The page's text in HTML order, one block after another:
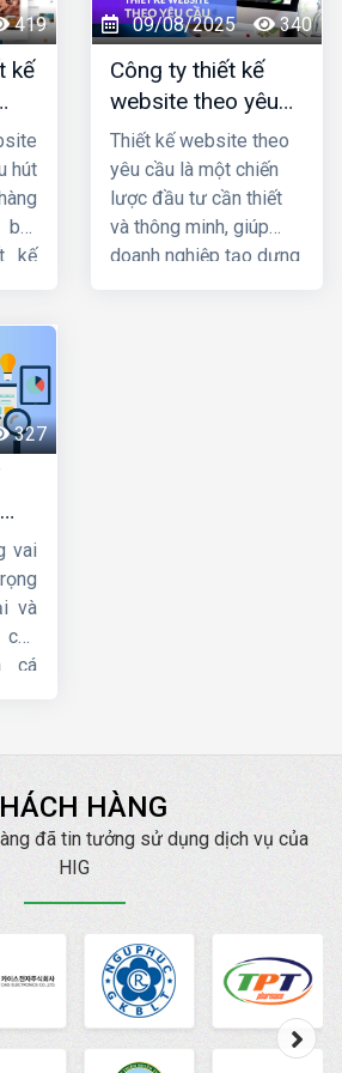
cao
thứ
đó
đi thuê không có tiêu
chí rõ ràng để chọn bên
thiết kế website uy tín
và chất lượng.
419
kế
hút
kế
09/08/2025 340
Công ty thiết kế
website theo yêu
cầu uy tín, chuyên
nghiệp
Thiết kế website theo
yêu cầu là một chiến
lược đầu tư cần thiết
và thông minh, giúp
doanh nghiệp tạo dựng
327
vai
và
cá
vời
HÀNG
đã tin tưởng sử dụng dịch vụ của
HIG